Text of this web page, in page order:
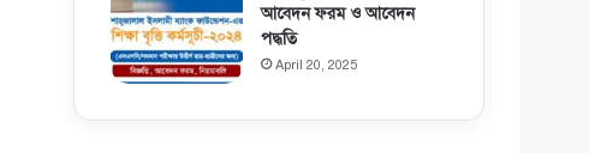
আবেদন ফরম ও আবেদন
পদ্ধতি
April 20, 2025